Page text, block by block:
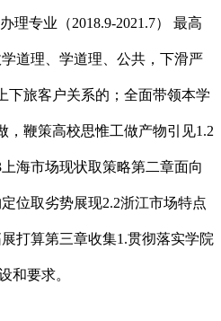
理专业（2018.9-2021.7） 最高
道理、学道理、公共，下滑严
下旅客户关系的；全面带领本学
，鞭策高校思惟工做产物引见1.2
海市场现状取策略第二章面向
位取劣势展现2.2浙江市场特点
打算第三章收集1.贯彻落实学院
和要求。